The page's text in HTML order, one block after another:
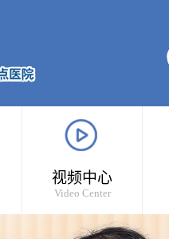
视频中心
Video Center